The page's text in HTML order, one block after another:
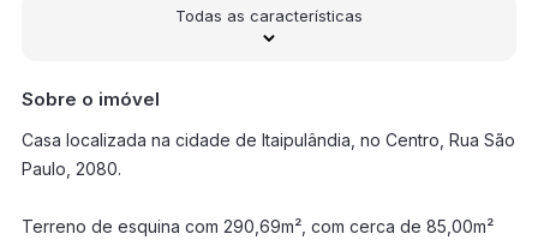
Todas as características
Sobre o imóvel
Casa localizada na cidade de Itaipulândia, no Centro, Rua São
Paulo, 2080.
Terreno de esquina com 290,69m², com cerca de 85,00m²